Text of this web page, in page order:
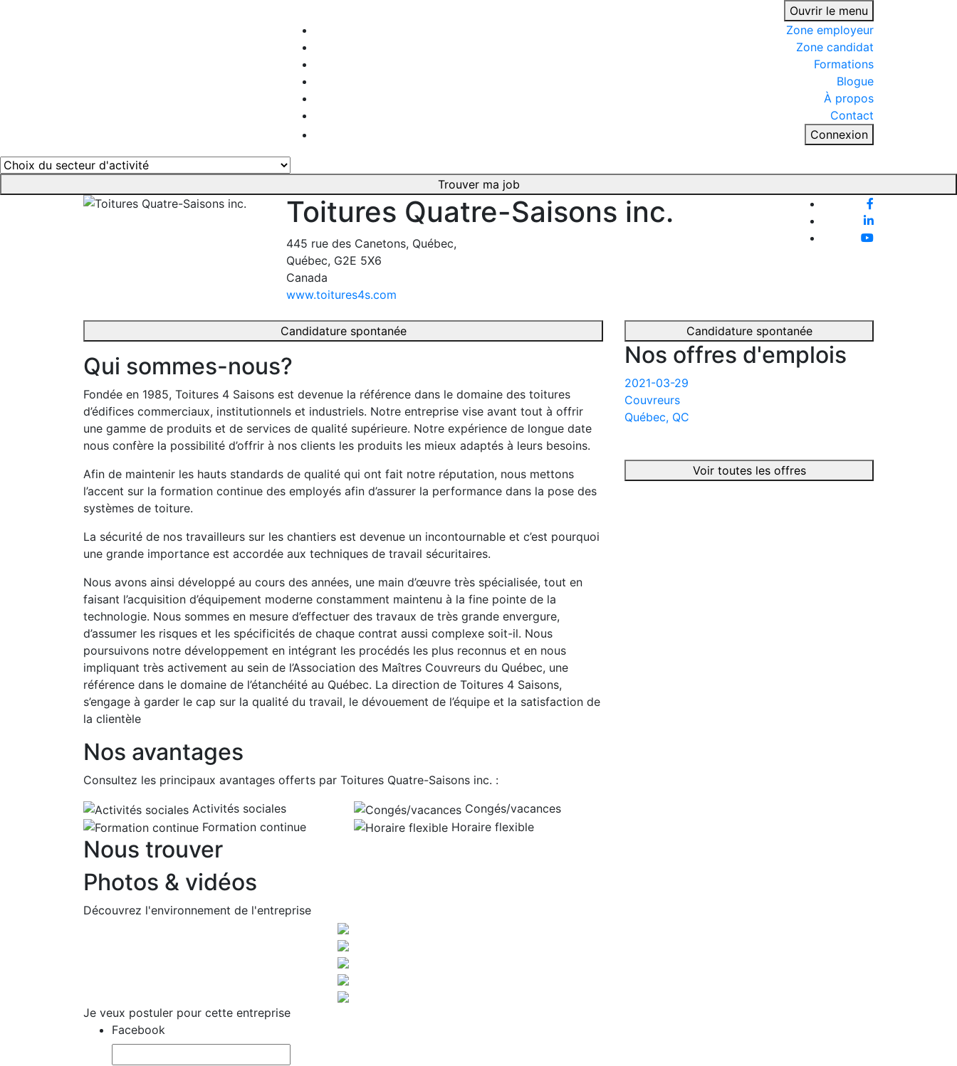
Ouvrir le menu
Zone employeur
Zone candidat
Formations
Blogue
À propos
Contact
Connexion
Trouver ma job
Toitures Quatre-Saisons inc.
445 rue des Canetons, Québec,
Québec, G2E 5X6
Canada
www.toitures4s.com
Candidature spontanée
Qui sommes-nous?
Fondée en 1985, Toitures 4 Saisons est devenue la référence dans le domaine des toitures
d’édifices commerciaux, institutionnels et industriels. Notre entreprise vise avant tout à offrir
une gamme de produits et de services de qualité supérieure. Notre expérience de longue date
nous confère la possibilité d’offrir à nos clients les produits les mieux adaptés à leurs besoins.
Afin de maintenir les hauts standards de qualité qui ont fait notre réputation, nous mettons
l’accent sur la formation continue des employés afin d’assurer la performance dans la pose des
systèmes de toiture.
La sécurité de nos travailleurs sur les chantiers est devenue un incontournable et c’est pourquoi
une grande importance est accordée aux techniques de travail sécuritaires.
Nous avons ainsi développé au cours des années, une main d’œuvre très spécialisée, tout en
faisant l’acquisition d’équipement moderne constamment maintenu à la fine pointe de la
technologie. Nous sommes en mesure d’effectuer des travaux de très grande envergure,
d’assumer les risques et les spécificités de chaque contrat aussi complexe soit-il. Nous
poursuivons notre développement en intégrant les procédés les plus reconnus et en nous
impliquant très activement au sein de l’Association des Maîtres Couvreurs du Québec, une
référence dans le domaine de l’étanchéité au Québec. La direction de Toitures 4 Saisons,
s’engage à garder le cap sur la qualité du travail, le dévouement de l’équipe et la satisfaction de
la clientèle
Nos avantages
Consultez les principaux avantages offerts par Toitures Quatre-Saisons inc. :
Activités sociales
Congés/vacances
Formation continue
Horaire flexible
Nous trouver
Photos & vidéos
Découvrez l'environnement de l'entreprise
Je veux postuler pour cette entreprise
Facebook
Candidature spontanée
Nos offres d'emplois
2021-03-29
Couvreurs
Québec, QC
Voir toutes les offres